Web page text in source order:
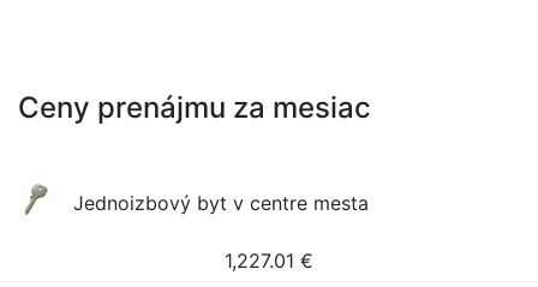
Ceny prenájmu za mesiac
Jednoizbový byt v centre mesta
1,227.01 €